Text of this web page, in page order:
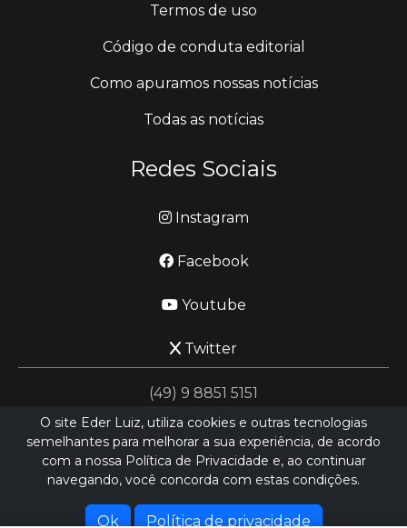
Termos de uso
Código de conduta editorial
Como apuramos nossas notícias
Todas as notícias
Redes Sociais
Instagram
Facebook
Youtube
Twitter
(49) 9 8851 5151
jornalismo@ederluiz.com.vc
Hospedado porHEXIO CLOUD
O site Eder Luiz, utiliza cookies e outras tecnologias
semelhantes para melhorar a sua experiência, de acordo
com a nossa Política de Privacidade e, ao continuar
navegando, você concorda com estas condições.
Ok Política de privacidade